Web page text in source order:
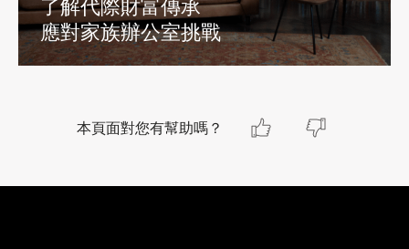
了解代際財富傳承
應對家族辦公室挑戰
本頁面對您有幫助嗎？